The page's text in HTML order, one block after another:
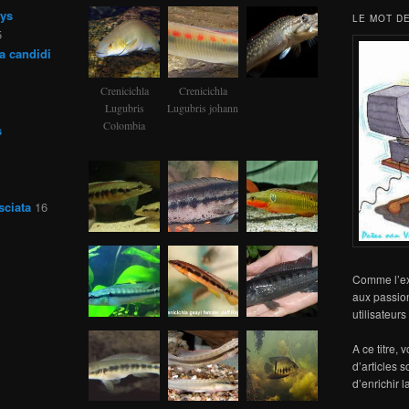
candidi
16
Crenicichla
Lugubris
Colombia
Crenicichla
Lugubris johann
LE MOT
Comme
aux
A ce titre,
d’articles
d’enrichir